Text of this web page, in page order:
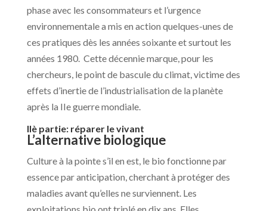
phase avec les consommateurs et l’urgence
environnementale a mis en action quelques-unes de
ces pratiques dès les années soixante et surtout les
années 1980. Cette décennie marque, pour les
chercheurs, le point de bascule du climat, victime des
effets d’inertie de l’industrialisation de la planète
après la IIe guerre mondiale.
IIè partie: réparer le vivant
L’alternative biologique
Culture à la pointe s’il en est, le bio fonctionne par
essence par anticipation, cherchant à protéger des
maladies avant qu’elles ne surviennent. Les
exploitations bio ont triplé en dix ans. Elles